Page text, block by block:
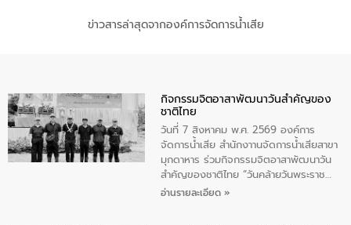
ข่าวสารล่าสุดจากองค์การจัดการน้ำเสีย
กิจกรรมจิตอาสาพัฒนาวันสําคัญของ
ชาติไทย
วันที่ 7 สิงหาคม พ.ศ. 2569 องค์การ
จัดการน้ำเสีย สำนักงาานจัดการน้ำเสียสาขา
มุกดาหาร ร่วมกิจกรรมจิตอาสาพัฒนาวัน
สําคัญของชาติไทย “วันคล้ายวันพระราช
สมภพ สมเด็จพระนางเจ้าสิริกิติ์พระบรม
อ่านรายละเอียด »